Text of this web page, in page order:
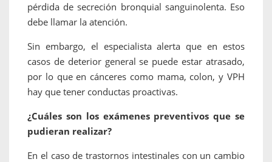
pérdida de secreción bronquial sanguinolenta. Eso
debe llamar la atención.
Sin embargo, el especialista alerta que en estos
casos de deterior general se puede estar atrasado,
por lo que en cánceres como mama, colon, y VPH
hay que tener conductas proactivas.
¿Cuáles son los exámenes preventivos que se
pudieran realizar?
En el caso de trastornos intestinales con un cambio